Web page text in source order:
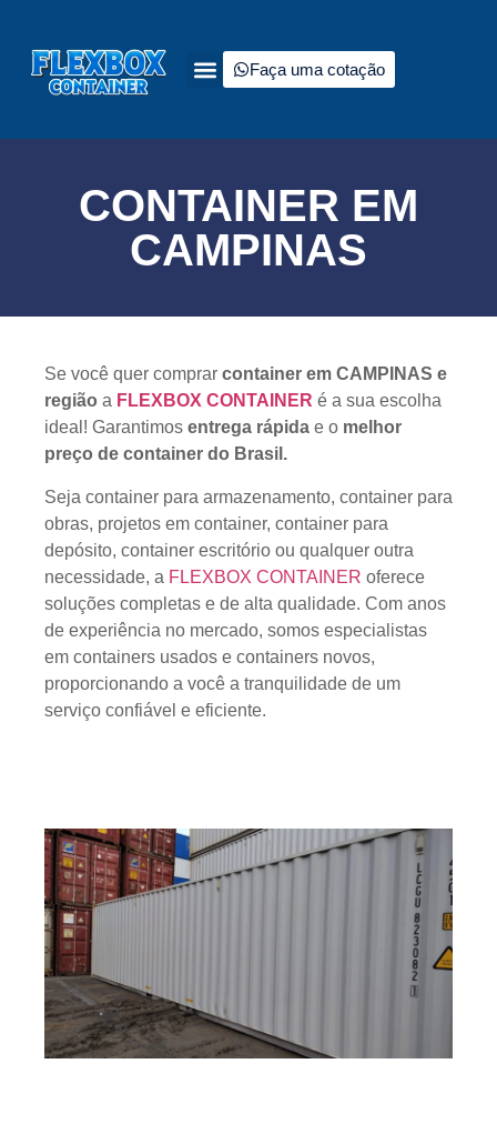
Faça uma cotação
CONTAINER EM
CAMPINAS
Se você quer comprar container em CAMPINAS e
região a FLEXBOX CONTAINER é a sua escolha
ideal! Garantimos entrega rápida e o melhor
preço de container do Brasil.
Seja container para armazenamento, container para
obras, projetos em container, container para
depósito, container escritório ou qualquer outra
necessidade, a FLEXBOX CONTAINER oferece
soluções completas e de alta qualidade. Com anos
de experiência no mercado, somos especialistas
em containers usados e containers novos,
proporcionando a você a tranquilidade de um
serviço confiável e eficiente.